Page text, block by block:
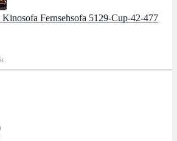
Fernsehsofa 5129-Cup-42-477